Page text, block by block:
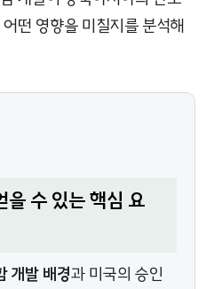
떤 영향을 미칠지를 분석해
을 수 있는 핵심 요
개발 배경과 미국의 승인